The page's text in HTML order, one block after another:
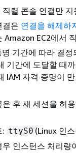
렬 콘솔 연결만 지
결은 연결을 해제하
Amazon EC2에서
기간에 따라 결
기간에 도달할 때
IAM 자격 증명이
후 새 세션을 허
: ttyS0 (Linux 인
인스턴스 처리량